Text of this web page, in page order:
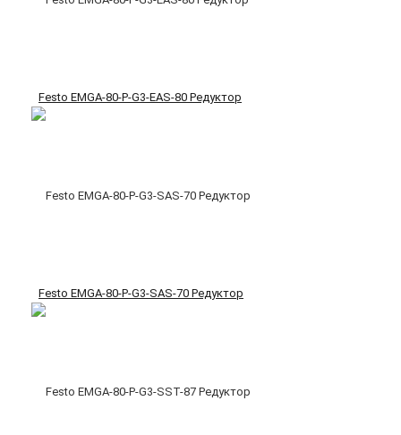
Festo EMGA-80-P-G3-EAS-80 Редуктор
Festo EMGA-80-P-G3-SAS-70 Редуктор